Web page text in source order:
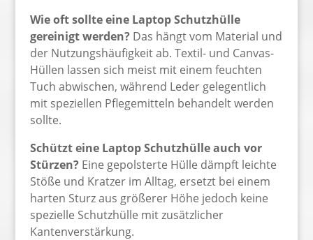
Wie oft sollte eine Laptop Schutzhülle
gereinigt werden?Das hängt vom Material und
der Nutzungshäufigkeit ab. Textil- und Canvas-
Hüllen lassen sich meist mit einem feuchten
Tuch abwischen, während Leder gelegentlich
mit speziellen Pflegemitteln behandelt werden
sollte.
Schützt eine Laptop Schutzhülle auch vor
Stürzen?Eine gepolsterte Hülle dämpft leichte
Stöße und Kratzer im Alltag, ersetzt bei einem
harten Sturz aus größerer Höhe jedoch keine
spezielle Schutzhülle mit zusätzlicher
Kantenverstärkung.